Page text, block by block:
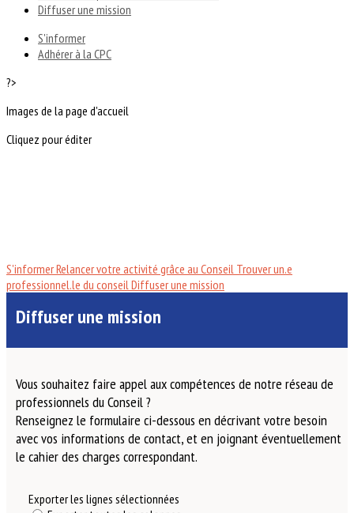
Diffuser une mission
S'informer
Adhérer à la CPC
?>
Images de la page d'accueil
Cliquez pour éditer
S'informerRelancer votre activité grâce au Conseil Trouver un.e
professionnel.le du conseilDiffuser une mission
Diffuser une mission
Vous souhaitez faire appel aux compétences de notre réseau de
professionnels du Conseil ?
Renseignez le formulaire ci-dessous en décrivant votre besoin
avec vos informations de contact, et en joignant éventuellement
le cahier des charges correspondant.